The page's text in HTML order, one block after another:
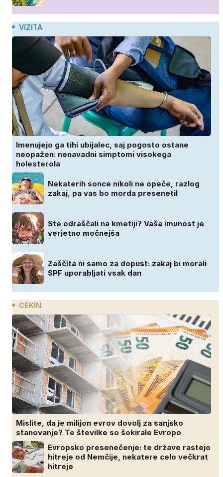
VIZITA
Imenujejo ga tihi ubijalec, saj pogosto ostane
neopažen: nenavadni simptomi visokega
holesterola
Nekaterih sonce nikoli ne opeče, razlog
zakaj, pa vas bo morda presenetil
Ste odraščali na kmetiji? Vaša imunost je
verjetno močnejša
Zaščita ni samo za dopust: zakaj bi morali
SPF uporabljati vsak dan
CEKIN
Mislite, da je milijon evrov dovolj za sanjsko
stanovanje? Te številke so šokirale Evropo
Evropsko presenečenje: te države rastejo
hitreje od Nemčije, nekatere celo večkrat
hitreje